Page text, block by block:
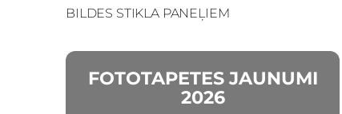
BILDES STIKLA PANEĻIEM
FOTOTAPETES JAUNUMI
2026